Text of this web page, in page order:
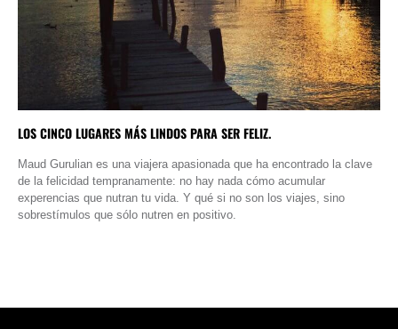
LOS CINCO LUGARES MÁS LINDOS PARA SER FELIZ.
Maud Gurulian es una viajera apasionada que ha encontrado la clave
de la felicidad tempranamente: no hay nada cómo acumular
experencias que nutran tu vida. Y qué si no son los viajes, sino
sobrestímulos que sólo nutren en positivo.